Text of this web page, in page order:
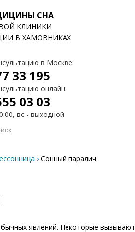
СНА
КЛИНИКИ
В ХАМОВНИКАХ
в Москве:
33 195
онлайн:
03 03
вс - выходной
› Сонный паралич
явлений. Некоторые вызывают